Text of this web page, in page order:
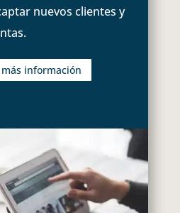
nuevos clientes y
información